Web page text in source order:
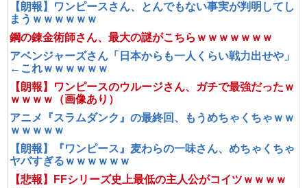
【朗報】ワンピースさん、とんでもない事実が判明してし
まうｗｗｗｗｗｗ
鋼の錬金術師さん、最大の謎がこちらｗｗｗｗｗｗｗ
アベンジャーズさん「日本からも一人くらい戦力出せや」
←これｗｗｗｗｗｗ
【朗報】ワンピースのウルージさん、ガチで最強だったｗ
ｗｗｗｗ（画像あり）
アニメ『スラムダンク』の最終回、もうめちゃくちゃｗｗ
ｗｗｗｗｗ
【朗報】『ワンピース』麦わらの一味さん、めちゃくちゃ
ヤバすぎるｗｗｗｗｗｗ
【悲報】FFシリーズ史上最低の主人公がコイツｗｗｗｗ